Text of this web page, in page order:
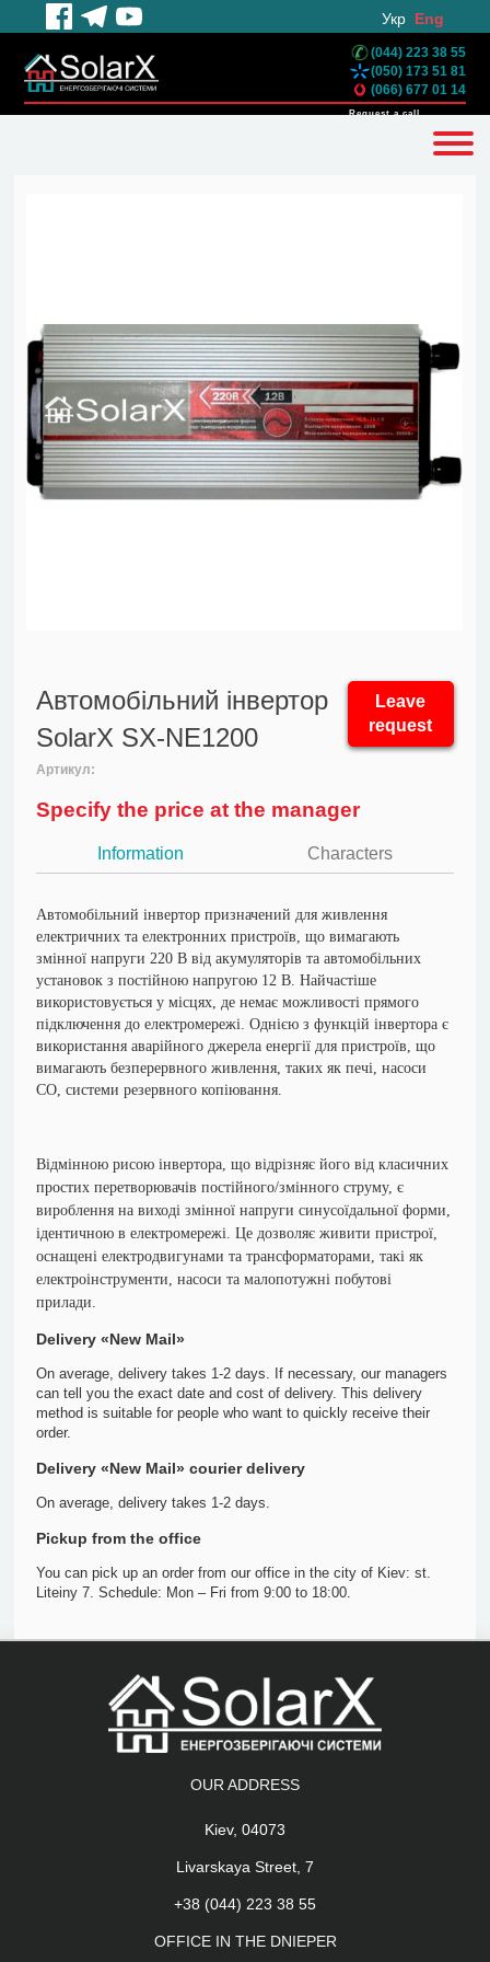
Укр Eng
(044) 223 38 55
(050) 173 51 81
(066) 677 01 14
Request a call
Автомобільний інвертор
SolarX SX-NE1200
Leave
request
Артикул:
Specify the price at the manager
Information Characters
Автомобільний інвертор призначений для живлення
електричних та електронних пристроїв, що вимагають
змінної напруги 220 В від акумуляторів та автомобільних
установок з постійною напругою 12 В. Найчастіше
використовується у місцях, де немає можливості прямого
підключення до електромережі. Однією з функцій інвертора є
використання аварійного джерела енергії для пристроїв, що
вимагають безперервного живлення, таких як печі, насоси
CO, системи резервного копіювання.
Відмінною рисою інвертора, що відрізняє його від класичних
простих перетворювачів постійного/змінного струму, є
вироблення на виході змінної напруги синусоїдальної форми,
ідентичною в електромережі. Це дозволяє живити пристрої,
оснащені електродвигунами та трансформаторами, такі як
електроінструменти, насоси та малопотужні побутові
прилади.
Delivery «New Mail»
On average, delivery takes 1-2 days. If necessary, our managers
can tell you the exact date and cost of delivery. This delivery
method is suitable for people who want to quickly receive their
order.
Delivery «New Mail» courier delivery
On average, delivery takes 1-2 days.
Pickup from the office
You can pick up an order from our office in the city of Kiev: st.
Liteiny 7. Schedule: Mon – Fri from 9:00 to 18:00.
OUR ADDRESS
Kiev, 04073
Livarskaya Street, 7
+38 (044) 223 38 55
OFFICE IN THE DNIEPER